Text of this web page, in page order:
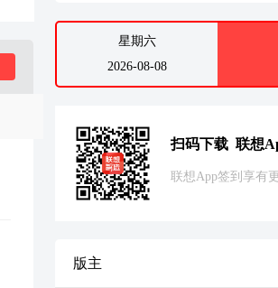
星期六
2026-08-08
扫码下载 联想
联想App签到享有
版主